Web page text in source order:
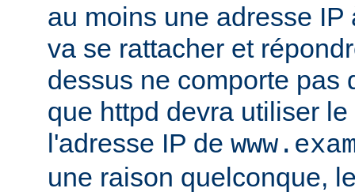
au moins une adresse
va se rattacher et
dessus ne comporte pas
que httpd devra utiliser
l'adresse IP de
une raison quelconque,